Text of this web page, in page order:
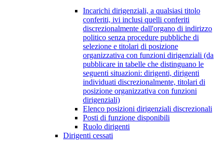
Incarichi dirigenziali, a qualsiasi titolo
conferiti, ivi inclusi quelli conferiti
discrezionalmente dall'organo di indirizzo
politico senza procedure pubbliche di
selezione e titolari di posizione
organizzativa con funzioni dirigenziali (da
pubblicare in tabelle che distinguano le
seguenti situazioni: dirigenti, dirigenti
individuati discrezionalmente, titolari di
posizione organizzativa con funzioni
dirigenziali)
Elenco posizioni dirigenziali discrezionali
Posti di funzione disponibili
Ruolo dirigenti
Dirigenti cessati